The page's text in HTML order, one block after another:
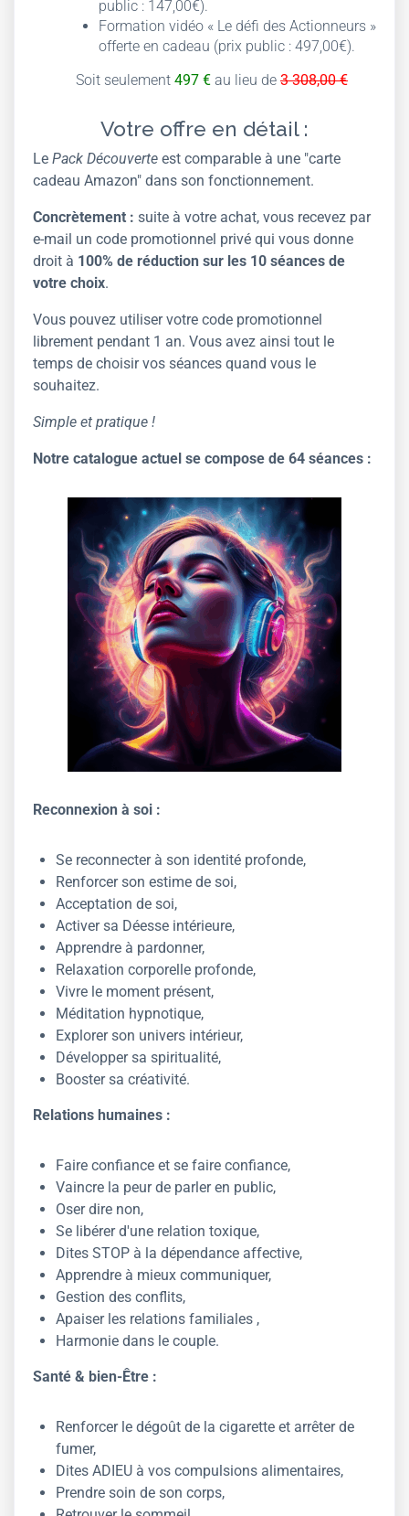
public : 147,00€).
Formation vidéo « Le défi des Actionneurs »
offerte en cadeau (prix public : 497,00€).
Soit seulement 497 € au lieu de 3 308,00 €
Votre offre en détail :
Le Pack Découverte est comparable à une "carte
cadeau Amazon" dans son fonctionnement.
Concrètement : suite à votre achat, vous recevez par
e-mail un code promotionnel privé qui vous donne
droit à 100% de réduction sur les 10 séances de
votre choix.
Vous pouvez utiliser votre code promotionnel
librement pendant 1 an. Vous avez ainsi tout le
temps de choisir vos séances quand vous le
souhaitez.
Simple et pratique !
Notre catalogue actuel se compose de 64 séances :
Reconnexion à soi :
Se reconnecter à son identité profonde,
Renforcer son estime de soi,
Acceptation de soi,
Activer sa Déesse intérieure,
Apprendre à pardonner,
Relaxation corporelle profonde,
Vivre le moment présent,
Méditation hypnotique,
Explorer son univers intérieur,
Développer sa spiritualité,
Booster sa créativité.
Relations humaines :
Faire confiance et se faire confiance,
Vaincre la peur de parler en public,
Oser dire non,
Se libérer d'une relation toxique,
Dites STOP à la dépendance affective,
Apprendre à mieux communiquer,
Gestion des conflits,
Apaiser les relations familiales ,
Harmonie dans le couple.
Santé & bien-Être :
Renforcer le dégoût de la cigarette et arrêter de
fumer,
Dites ADIEU à vos compulsions alimentaires,
Prendre soin de son corps,